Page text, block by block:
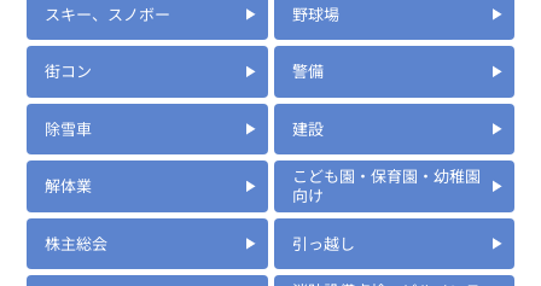
スキー、スノボー 野球場
街コン 警備
除雪車 建設
解体業
こども園・保育園・幼稚園
向け
株主総会 引っ越し